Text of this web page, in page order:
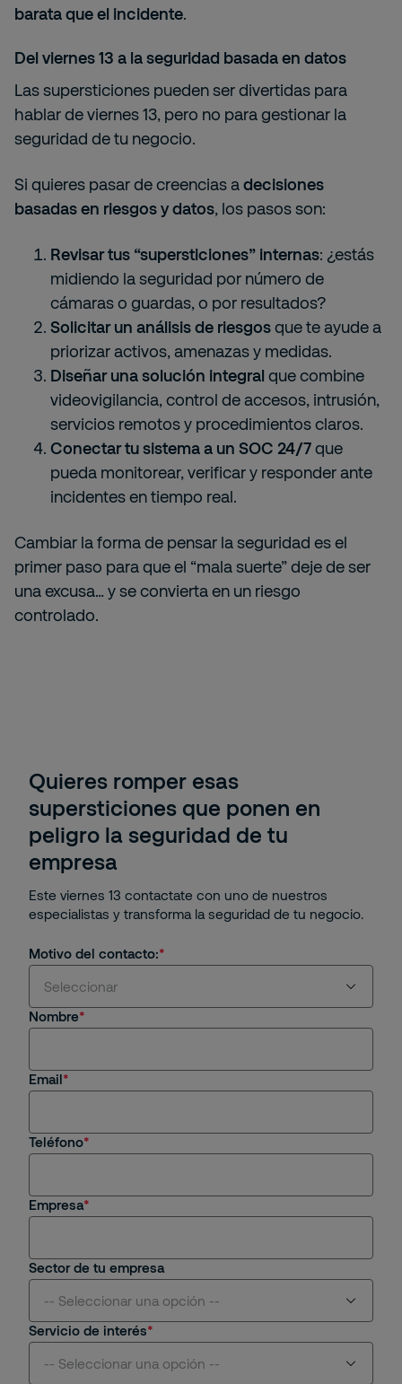
barata que el incidente.
Del viernes 13 a la seguridad basada en datos
Las supersticiones pueden ser divertidas para
hablar de viernes 13, pero no para gestionar la
seguridad de tu negocio.
Si quieres pasar de creencias adecisiones
basadas en riesgos y datos, los pasos son:
Revisar tus “supersticiones” internas: ¿estás
midiendo la seguridad por número de
cámaras o guardas, o por resultados?
Solicitar un análisis de riesgosque te ayude a
priorizar activos, amenazas y medidas.
Diseñar una solución integral que combine
videovigilancia, control de accesos, intrusión,
servicios remotos y procedimientos claros.
Conectar tu sistema a un SOC 24/7que
pueda monitorear, verificar y responder ante
incidentes en tiempo real.
Cambiar la forma de pensar la seguridad es el
primer paso para que el “mala suerte” deje de ser
una excusa… y se convierta en un riesgo
controlado.
Quieres romper esas
supersticiones que ponen en
peligro la seguridad de tu
empresa
Este viernes 13 contactate con uno de nuestros
especialistas y transforma la seguridad de tu negocio.
Motivo del contacto:
Seleccionar
Soy cliente actual
Estoy interesado en una oportunidad de empleo
Nombre
Email
Teléfono
Empresa
Sector de tu empresa
-- Seleccionar una opción --
Servicio de interés
-- Seleccionar una opción --